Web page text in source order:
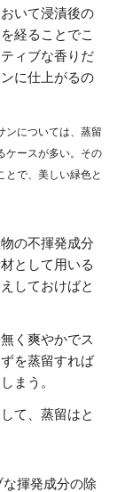
いて浸漬後の
経ることでこ
ィブな香りだ
に仕上がるの
ンについては、蒸留
ケースが多い。その
とで、美しい緑色と
の不揮発成分
として用いる
しておけばと
く爽やかでス
を蒸留すれば
まう。
て、蒸留はと
な揮発成分の除